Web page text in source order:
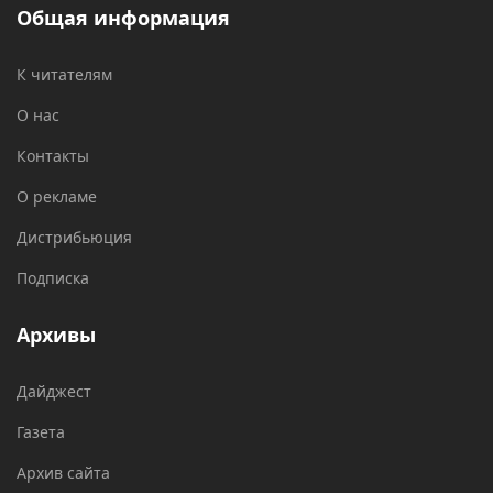
Общая информация
К читателям
О нас
Контакты
О рекламе
Дистрибьюция
Подписка
Архивы
Дайджест
Газета
Архив сайта